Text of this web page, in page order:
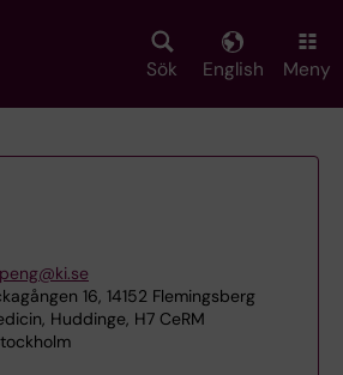
Sök English Meny
16, 14152 Flemingsberg
Huddinge, H7 CeRM